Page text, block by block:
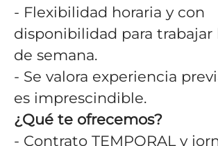
- Flexibilidad horaria y con
disponibilidad para trabajar
de semana.
- Se valora experiencia
es imprescindible.
¿Qué te ofrecemos?
- Contrato TEMPORAL y